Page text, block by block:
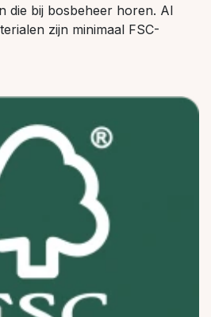
die bij bosbeheer horen. Al
zijn minimaal FSC-